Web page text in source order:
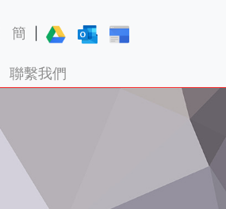
簡
聯繫我們